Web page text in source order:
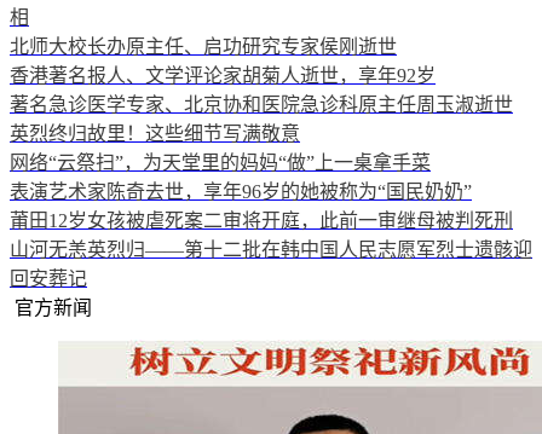
相
北师大校长办原主任、启功研究专家侯刚逝世
香港著名报人、文学评论家胡菊人逝世，享年92岁
著名急诊医学专家、北京协和医院急诊科原主任周玉淑逝世
英烈终归故里！这些细节写满敬意
网络“云祭扫”，为天堂里的妈妈“做”上一桌拿手菜
表演艺术家陈奇去世，享年96岁的她被称为“国民奶奶”
莆田12岁女孩被虐死案二审将开庭，此前一审继母被判死刑
山河无恙英烈归——第十二批在韩中国人民志愿军烈士遗骸迎
回安葬记
官方新闻